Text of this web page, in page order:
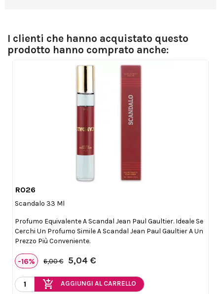
I clienti che hanno acquistato questo
prodotto hanno comprato anche:
R026
Scandalo 33 Ml
Profumo Equivalente A Scandal Jean Paul Gaultier. Ideale Se
Cerchi Un Profumo Simile A Scandal Jean Paul Gaultier A Un
Prezzo Più Conveniente.
-16% 6,00 € 5,04 €
add_shopping_cart AGGIUNGI AL CARRELLO